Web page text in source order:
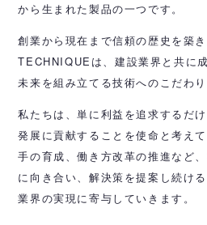
から生まれた製品の一つです。
創業から現在まで信頼の歴史を築
TECHNIQUEは、建設業界と共に
未来を組み立てる技術へのこだわ
私たちは、単に利益を追求するだ
発展に貢献することを使命と考え
手の育成、働き方改革の推進など
に向き合い、解決策を提案し続け
業界の実現に寄与していきます。